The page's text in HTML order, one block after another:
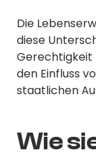
Die
diese
Gerechtigkeit
den Einfluss
staatlichen
Wie